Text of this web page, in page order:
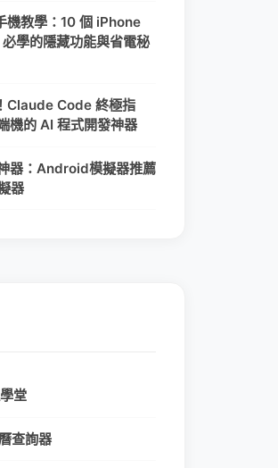
機教學：10 個 iPhone
學的隱藏功能與省電秘
Claude Code 終極指
機的 AI 程式開發神器
器：Android模擬器推薦
器
堂
查詢器